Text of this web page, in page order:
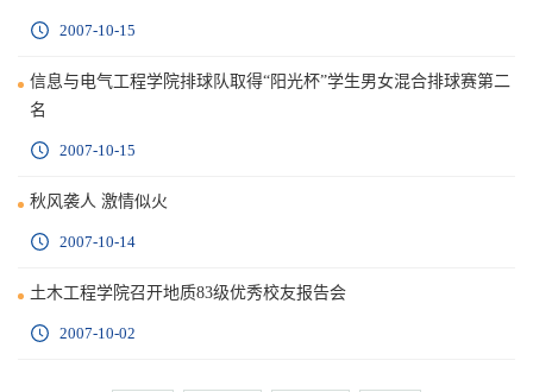
2007-10-15
信息与电气工程学院排球队取得“阳光杯”学生男女混合排球赛第二
名
2007-10-15
秋风袭人 激情似火
2007-10-14
土木工程学院召开地质83级优秀校友报告会
2007-10-02